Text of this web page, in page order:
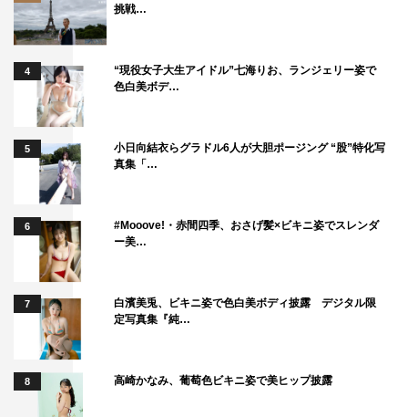
挑戦…
4
“現役女子大生アイドル”七海りお、ランジェリー姿で
色白美ボデ…
5
小日向結衣らグラドル6人が大胆ポージング “股”特化写
真集「…
6
#Mooove!・赤間四季、おさげ髪×ビキニ姿でスレンダ
ー美…
7
白濱美兎、ビキニ姿で色白美ボディ披露 デジタル限
定写真集『純…
8 高崎かなみ、葡萄色ビキニ姿で美ヒップ披露